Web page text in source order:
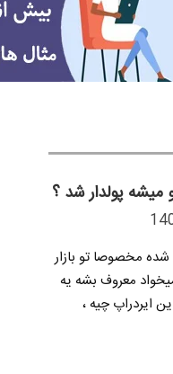
میشه پولدار شد ؟
شده مخصوصا تو بازار
معروف بشه یه
ایردراپ چیه ،